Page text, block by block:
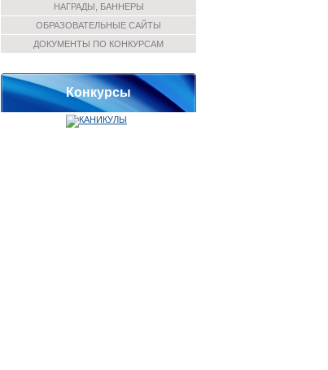
НАГРАДЫ, БАННЕРЫ
ОБРАЗОВАТЕЛЬНЫЕ САЙТЫ
ДОКУМЕНТЫ ПО КОНКУРСАМ
Конкурсы